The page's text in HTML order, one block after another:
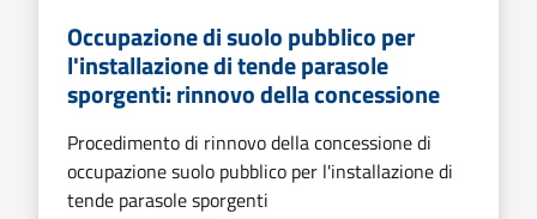
Occupazione di suolo pubblico per
l'installazione di tende parasole
sporgenti: rinnovo della concessione
Procedimento di rinnovo della concessione di
occupazione suolo pubblico per l'installazione di
tende parasole sporgenti